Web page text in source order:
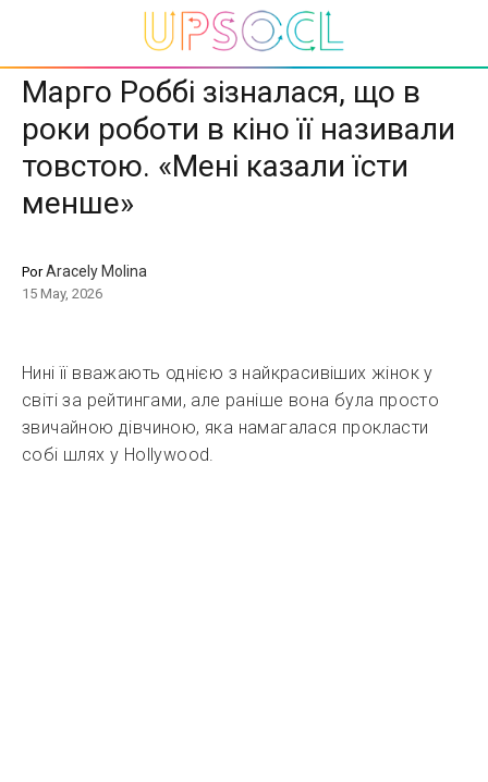
Марго Роббі зізналася, що в
роки роботи в кіно її називали
товстою. «Мені казали їсти
менше»
PorAracely Molina
15 May, 2026
Нині її вважають однією з найкрасивіших жінок у
світі за рейтингами, але раніше вона була просто
звичайною дівчиною, яка намагалася прокласти
собі шлях у Hollywood.